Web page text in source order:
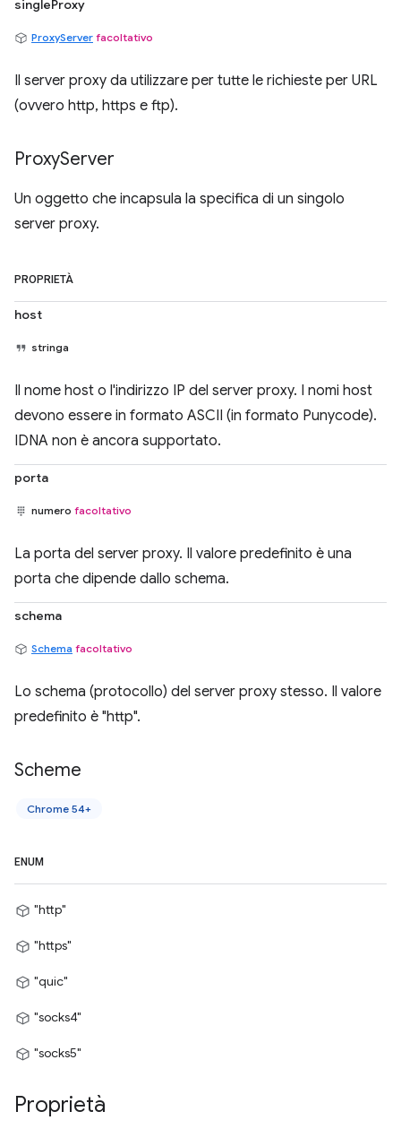
singleProxy
ProxyServer facoltativo
Il server proxy da utilizzare per tutte le richieste per URL
(ovvero http, https e ftp).
ProxyServer
Un oggetto che incapsula la specifica di un singolo
server proxy.
PROPRIETÀ
host
stringa
Il nome host o l'indirizzo IP del server proxy. I nomi host
devono essere in formato ASCII (in formato Punycode).
IDNA non è ancora supportato.
porta
numero facoltativo
La porta del server proxy. Il valore predefinito è una
porta che dipende dallo schema.
schema
Schema facoltativo
Lo schema (protocollo) del server proxy stesso. Il valore
predefinito è "http".
Scheme
Chrome 54+
ENUM
"http"
"https"
"quic"
"socks4"
"socks5"
Proprietà